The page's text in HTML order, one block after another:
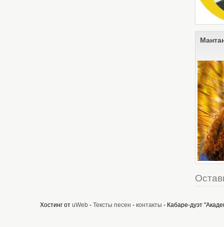
Хостинг от uWeb - Тексты песен - контакты - Кабаре-дуэт